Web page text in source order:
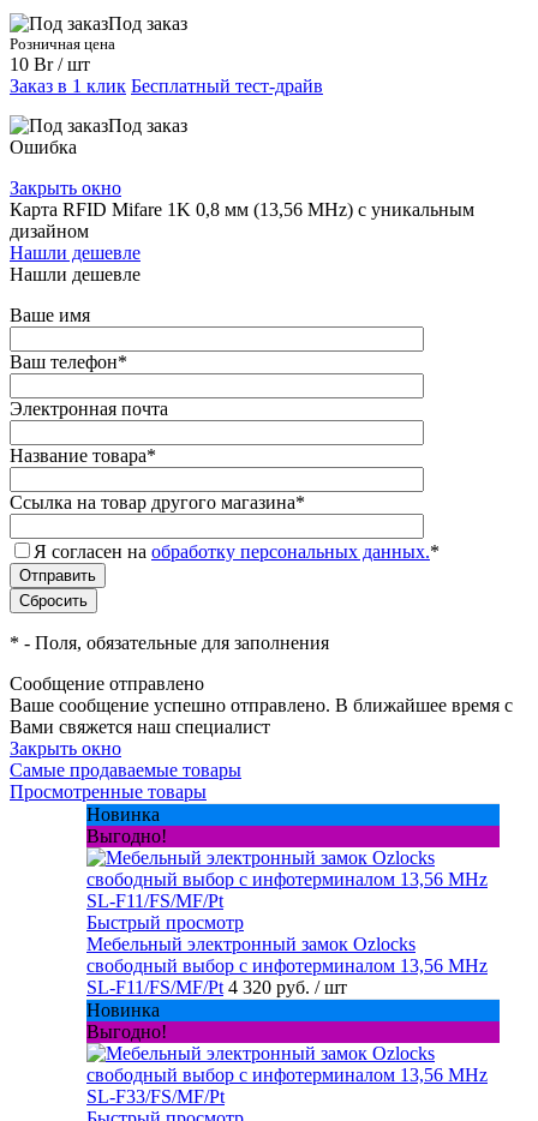
Под заказ
Розничная цена
10 Br / шт
Заказ в 1 клик Бесплатный тест-драйв
Под заказ
Ошибка
Закрыть окно
Карта RFID Mifare 1K 0,8 мм (13,56 MHz) с уникальным
дизайном
Нашли дешевле
Нашли дешевле
Ваше имя
Ваш телефон*
Электронная почта
Название товара*
Ссылка на товар другого магазина*
Я согласен на обработку персональных данных.*
* - Поля, обязательные для заполнения
Сообщение отправлено
Ваше сообщение успешно отправлено. В ближайшее время с
Вами свяжется наш специалист
Закрыть окно
Самые продаваемые товары
Просмотренные товары
Новинка
Выгодно!
Быстрый просмотр
Мебельный электронный замок Ozlocks
свободный выбор с инфотерминалом 13,56 MHz
SL-F11/FS/MF/Pt 4 320 руб. / шт
Новинка
Выгодно!